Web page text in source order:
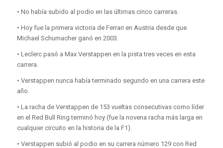
• No había subido al podio en las últimas cinco carreras.
• Hoy fue la primera victoria de Ferrari en Austria desde que
Michael Schumacher ganó en 2003.
• Leclerc pasó a Max Verstappen en la pista tres veces en esta
carrera.
• Verstappen nunca había terminado segundo en una carrera este
año.
• La racha de Verstappen de 153 vueltas consecutivas como líder
en el Red Bull Ring terminó hoy (fue la novena racha más larga en
cualquier circuito en la historia de la F1).
• Verstappen subió al podio en su carrera número 129 con Red